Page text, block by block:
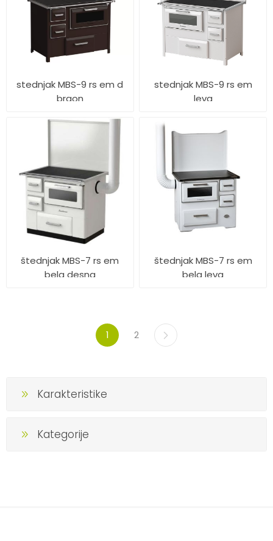
stednjak MBS-9 rs em d
braon
stednjak MBS-9 rs em
leva
štednjak MBS-7 rs em
bela desna
štednjak MBS-7 rs em
bela leva
1 2
Karakteristike
Kategorije